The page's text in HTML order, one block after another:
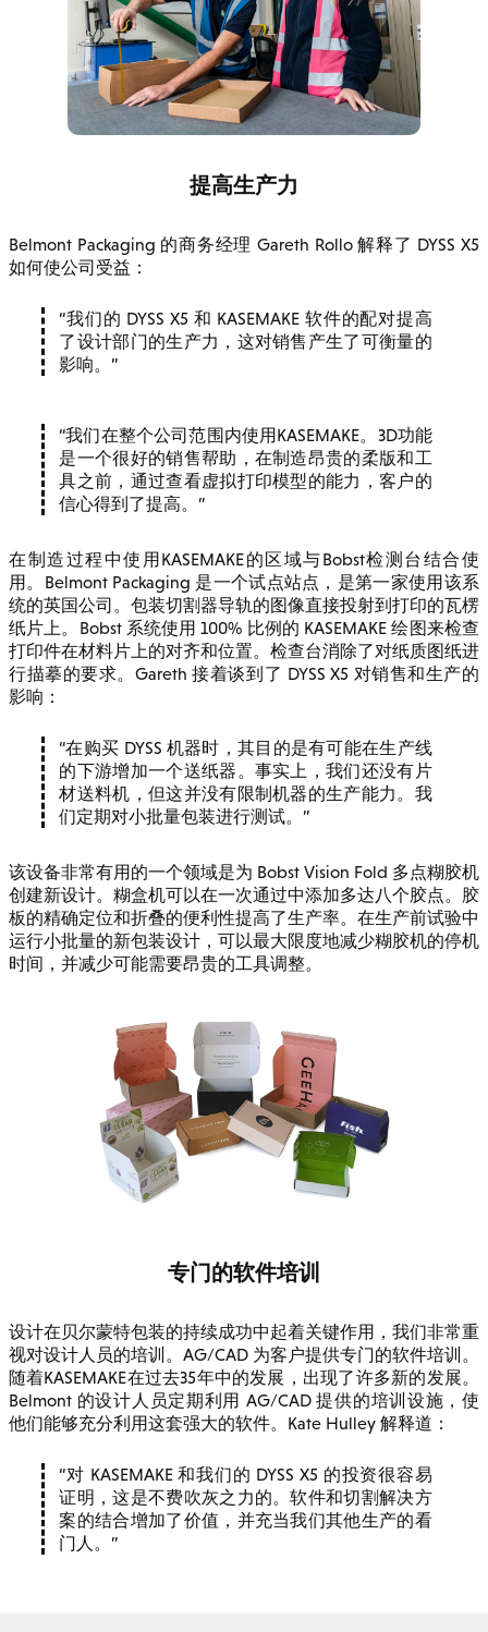
提高生产力
Belmont Packaging 的商务经理 Gareth Rollo 解释了 DYSS X5
如何使公司受益：
我们的 DYSS X5 和 KASEMAKE 软件的配对提高
了设计部门的生产力，这对销售产生了可衡量的
影响。
我们在整个公司范围内使用KASEMAKE。3D功能
是一个很好的销售帮助，在制造昂贵的柔版和工
具之前，通过查看虚拟打印模型的能力，客户的
信心得到了提高。
在制造过程中使用KASEMAKE的区域与Bobst检测台结合使
用。Belmont Packaging 是一个试点站点，是第一家使用该系
统的英国公司。包装切割器导轨的图像直接投射到打印的瓦楞
纸片上。Bobst 系统使用 100% 比例的 KASEMAKE 绘图来检查
打印件在材料片上的对齐和位置。检查台消除了对纸质图纸进
行描摹的要求。Gareth 接着谈到了 DYSS X5 对销售和生产的
影响：
在购买 DYSS 机器时，其目的是有可能在生产线
的下游增加一个送纸器。事实上，我们还没有片
材送料机，但这并没有限制机器的生产能力。我
们定期对小批量包装进行测试。
该设备非常有用的一个领域是为 Bobst Vision Fold 多点糊胶机
创建新设计。糊盒机可以在一次通过中添加多达八个胶点。胶
板的精确定位和折叠的便利性提高了生产率。在生产前试验中
运行小批量的新包装设计，可以最大限度地减少糊胶机的停机
时间，并减少可能需要昂贵的工具调整。
专门的软件培训
设计在贝尔蒙特包装的持续成功中起着关键作用，我们非常重
视对设计人员的培训。AG/CAD 为客户提供专门的软件培训。
随着KASEMAKE在过去35年中的发展，出现了许多新的发展。
Belmont 的设计人员定期利用 AG/CAD 提供的培训设施，使
他们能够充分利用这套强大的软件。Kate Hulley 解释道：
对 KASEMAKE 和我们的 DYSS X5 的投资很容易
证明，这是不费吹灰之力的。软件和切割解决方
案的结合增加了价值，并充当我们其他生产的看
门人。